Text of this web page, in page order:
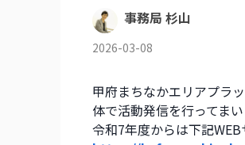
事務局 杉山
2026-03-08
甲府まちなかエリアプラ
体で活動発信を行ってまい
令和7年度からは下記